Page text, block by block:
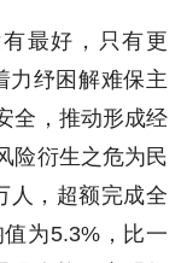
最好，只有更
力纾困解难保主
全，推动形成经
险衍生之危为民
人，超额完成全
为5.3%，比一